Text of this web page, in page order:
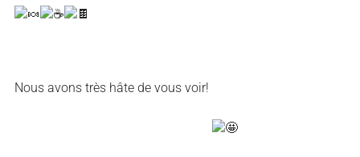
Nous avons très hâte de vous voir!